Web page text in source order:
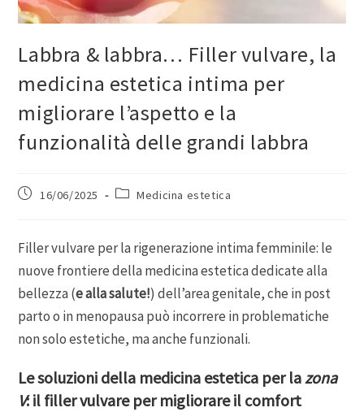
Labbra & labbra… Filler vulvare, la
medicina estetica intima per
migliorare l’aspetto e la
funzionalità delle grandi labbra
16/06/2025 Medicina estetica
Filler vulvare per la rigenerazione intima femminile: le
nuove frontiere della medicina estetica dedicate alla
bellezza (e alla salute!) dell’area genitale, che in post
parto o in menopausa può incorrere in problematiche
non solo estetiche, ma anche funzionali.
Le soluzioni della medicina estetica per lazona
V: il filler vulvare per migliorare il comfort